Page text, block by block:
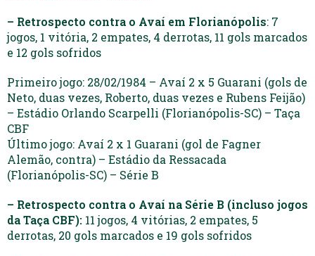
– Retrospecto contra o Avaí em Florianópolis: 7
jogos, 1 vitória, 2 empates, 4 derrotas, 11 gols marcados
e 12 gols sofridos
Primeiro jogo: 28/02/1984 – Avaí 2 x 5 Guarani (gols de
Neto, duas vezes, Roberto, duas vezes e Rubens Feijão)
– Estádio Orlando Scarpelli (Florianópolis-SC) – Taça
CBF
Último jogo: Avaí 2 x 1 Guarani (gol de Fagner
Alemão, contra) – Estádio da Ressacada
(Florianópolis-SC) – Série B
– Retrospecto contra o Avaí na Série B (incluso jogos
da Taça CBF): 11 jogos, 4 vitórias, 2 empates, 5
derrotas, 20 gols marcados e 19 gols sofridos